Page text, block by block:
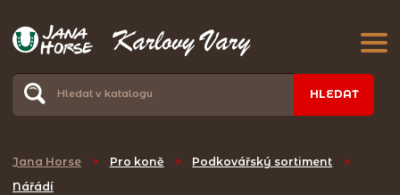
HLEDAT
Jana Horse > Pro koně > Podkovářský sortiment
>
Nářádí